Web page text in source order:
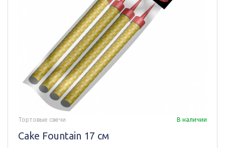
Тортовые свечи В наличии
Cake Fountain 17 см